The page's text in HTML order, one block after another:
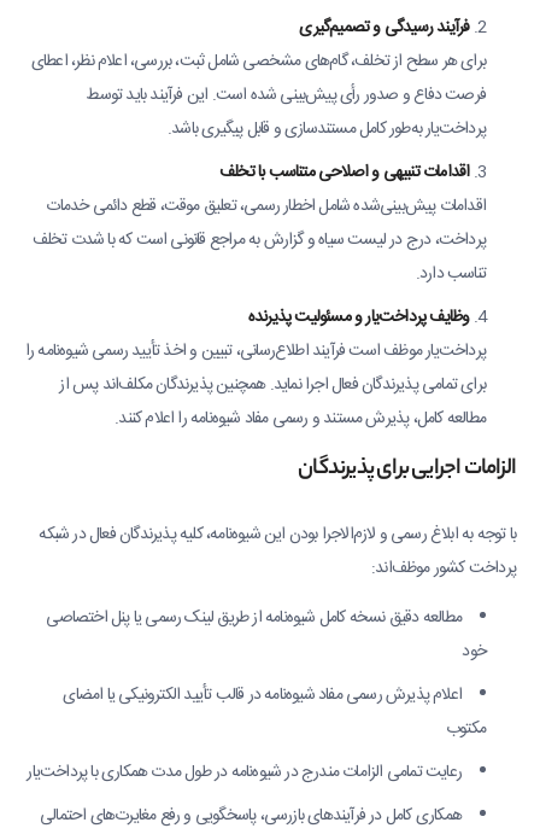
فرآیند رسیدگی و تصمیم‌گیری
برای هر سطح از تخلف، گام‌های مشخصی شامل ثبت، بررسی، اعلام نظر، اعطای
فرصت دفاع و صدور رأی پیش‌بینی شده است. این فرآیند باید توسط
پرداخت‌یار به‌طور کامل مستندسازی و قابل پیگیری باشد.
اقدامات تنبیهی و اصلاحی متناسب با تخلف
اقدامات پیش‌بینی‌شده شامل اخطار رسمی، تعلیق موقت، قطع دائمی خدمات
پرداخت، درج در لیست سیاه و گزارش به مراجع قانونی است که با شدت تخلف
تناسب دارد.
وظایف پرداخت‌یار و مسئولیت پذیرنده
پرداخت‌یار موظف است فرآیند اطلاع‌رسانی، تبیین و اخذ تأیید رسمی شیوه‌نامه را
برای تمامی پذیرندگان فعال اجرا نماید. همچنین پذیرندگان مکلف‌اند پس از
مطالعه کامل، پذیرش مستند و رسمی مفاد شیوه‌نامه را اعلام کنند.
الزامات اجرایی برای پذیرندگان
با توجه به ابلاغ رسمی و لازم‌الاجرا بودن این شیوه‌نامه، کلیه پذیرندگان فعال در شبکه
پرداخت کشور موظف‌اند:
مطالعه دقیق نسخه کامل شیوه‌نامه از طریق لینک رسمی یا پنل اختصاصی
خود
اعلام پذیرش رسمی مفاد شیوه‌نامه در قالب تأیید الکترونیکی یا امضای
مکتوب
رعایت تمامی الزامات مندرج در شیوه‌نامه در طول مدت همکاری با پرداخت‌یار
همکاری کامل در فرآیندهای بازرسی، پاسخگویی و رفع مغایرت‌های احتمالی